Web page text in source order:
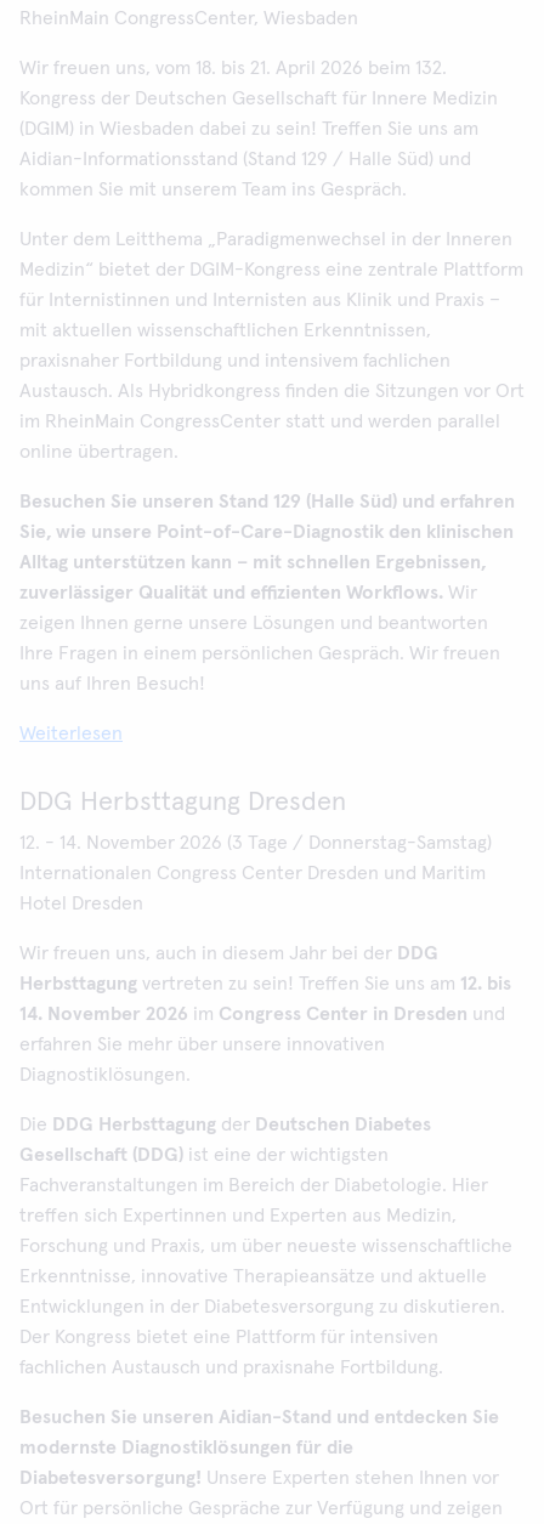
RheinMain CongressCenter, Wiesbaden
Wir freuen uns, vom 18. bis 21. April 2026 beim 132.
Kongress der Deutschen Gesellschaft für Innere Medizin
(DGIM) in Wiesbaden dabei zu sein! Treffen Sie uns am
Aidian-Informationsstand (Stand 129 / Halle Süd) und
kommen Sie mit unserem Team ins Gespräch.
Unter dem Leitthema „Paradigmenwechsel in der Inneren
Medizin“ bietet der DGIM-Kongress eine zentrale Plattform
für Internistinnen und Internisten aus Klinik und Praxis –
mit aktuellen wissenschaftlichen Erkenntnissen,
praxisnaher Fortbildung und intensivem fachlichen
Austausch. Als Hybridkongress finden die Sitzungen vor Ort
im RheinMain CongressCenter statt und werden parallel
online übertragen.
Besuchen Sie unseren Stand 129 (Halle Süd) und erfahren
Sie, wie unsere Point-of-Care-Diagnostik den klinischen
Alltag unterstützen kann – mit schnellen Ergebnissen,
zuverlässiger Qualität und effizienten Workflows. Wir
zeigen Ihnen gerne unsere Lösungen und beantworten
Ihre Fragen in einem persönlichen Gespräch. Wir freuen
uns auf Ihren Besuch!
Weiterlesen
DDG Herbsttagung Dresden
12. - 14. November 2026 (3 Tage / Donnerstag-Samstag)
Internationalen Congress Center Dresden und Maritim
Hotel Dresden
Wir freuen uns, auch in diesem Jahr bei der DDG
Herbsttagung vertreten zu sein! Treffen Sie uns am 12. bis
14. November 2026 im Congress Center in Dresden und
erfahren Sie mehr über unsere innovativen
Diagnostiklösungen.
Die DDG Herbsttagung der Deutschen Diabetes
Gesellschaft (DDG) ist eine der wichtigsten
Fachveranstaltungen im Bereich der Diabetologie. Hier
treffen sich Expertinnen und Experten aus Medizin,
Forschung und Praxis, um über neueste wissenschaftliche
Erkenntnisse, innovative Therapieansätze und aktuelle
Entwicklungen in der Diabetesversorgung zu diskutieren.
Der Kongress bietet eine Plattform für intensiven
fachlichen Austausch und praxisnahe Fortbildung.
Besuchen Sie unseren Aidian-Stand und entdecken Sie
modernste Diagnostiklösungen für die
Diabetesversorgung! Unsere Experten stehen Ihnen vor
Ort für persönliche Gespräche zur Verfügung und zeigen